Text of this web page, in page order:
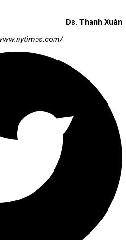
Ds. Thanh Xuân